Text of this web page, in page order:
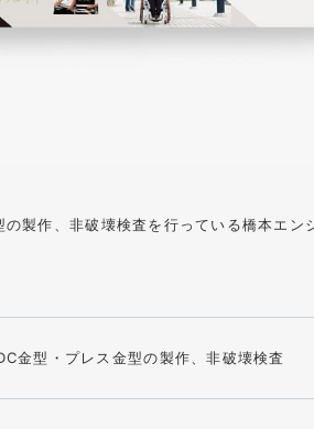
ザザ中央館様 店舗サイト制作
製作、 非破壊検査を行っている橋本エン
金型・プレス金型の製作、非破壊検査